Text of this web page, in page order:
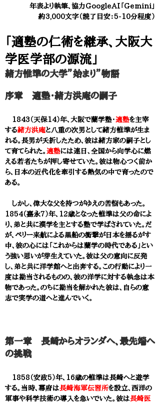
年表より執筆、協力GoogleAI「Gemini」
約3,000文字（読了目安：5-10分程度）​
「適塾の仁術を継承、大阪大
学医学部の源流」
緒方惟準の大学”始まり”物語
序章 適塾・緒方洪庵の嗣子
1843（天保14）年、大阪で蘭学塾・適塾を主宰
する緒方洪庵と八重の次男として緒方惟準が生ま
れる。長男が夭折したため、彼は緒方家の嗣子とし
て育てられた。 適塾には連日、全国から向学心に燃
える若者たちが押し寄せていた。彼は物心つく前か
ら、日本の近代化を牽引する熱気の中で育ったので
ある。
しかし、偉大な父を持つがゆえの苦悩もあった。
1854（嘉永7）年、12歳となった惟準は父の命によ
り、弟と共に漢学を主とする塾で学ばされていた。だ
が、ペリー来航による黒船の衝撃が日本を揺るがす
中、彼の心には「これからは蘭学の時代である」とい
う強い思いが芽生えていた。彼は父の意向に反発
し、弟と共に洋学館へと出奔する。この行動により一
度は勘当されるものの、彼の洋学に対する執念は本
物であった。のちに勘当を解かれた彼は、自らの意
志で実学の道へと進んでいく。
​​第一章 長崎からオランダへ、最先端へ
の挑戦
1858（安政5）年、16歳の惟準は長崎へと遊学
する。当時、幕府は長崎海軍伝習所を設立、西洋の
軍事や科学技術の導入を急いでいた。彼は長崎医